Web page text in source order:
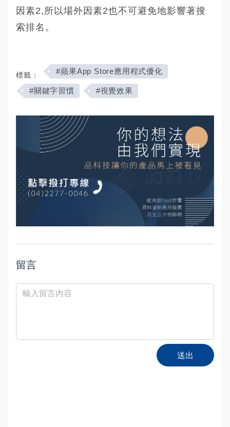
因素2,所以場外因素2也不可避免地影響著搜
索排名。
標籤： #蘋果App Store應用程式優化
#關鍵字習慣 #視覺效果
留言
送出